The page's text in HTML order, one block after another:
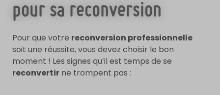
pour sa reconversion
Pour que votre reconversion professionnelle
soit une réussite, vous devez choisir le bon
moment ! Les signes qu’il est temps de se
reconvertir ne trompent pas :